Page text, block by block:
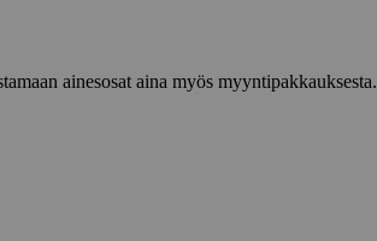
ainesosat aina myös myyntipakkauksesta.